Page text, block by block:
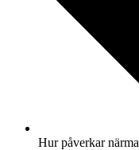
Hur påverkar